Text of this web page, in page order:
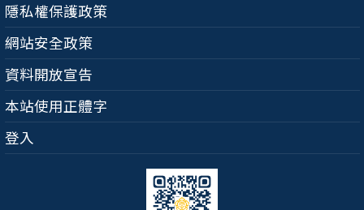
隱私權保護政策
網站安全政策
資料開放宣告
本站使用正體字
登入